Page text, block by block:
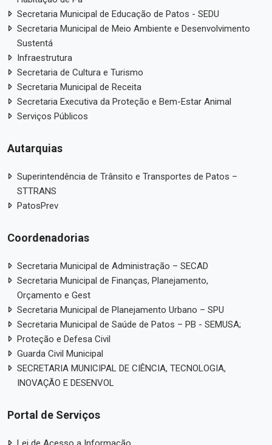
Secretaria Municipal de Educação de Patos - SEDU
Secretaria Municipal de Meio Ambiente e Desenvolvimento
Sustentá
Infraestrutura
Secretaria de Cultura e Turismo
Secretaria Municipal de Receita
Secretaria Executiva da Proteção e Bem-Estar Animal
Serviços Públicos
Autarquias
Superintendência de Trânsito e Transportes de Patos –
STTRANS
PatosPrev
Coordenadorias
Secretaria Municipal de Administração – SECAD
Secretaria Municipal de Finanças, Planejamento,
Orçamento e Gest
Secretaria Municipal de Planejamento Urbano – SPU
Secretaria Municipal de Saúde de Patos – PB - SEMUSA;
Proteção e Defesa Civil
Guarda Civil Municipal
SECRETARIA MUNICIPAL DE CIÊNCIA, TECNOLOGIA,
INOVAÇÃO E DESENVOL
Portal de Serviços